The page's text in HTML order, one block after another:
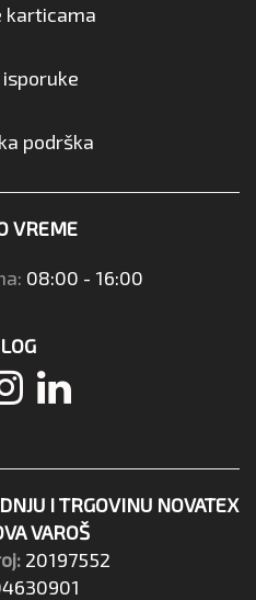
karticama
podrška
VREME
08:00 - 16:00
I TRGOVINU NOVATEX
VAROŠ
20197552